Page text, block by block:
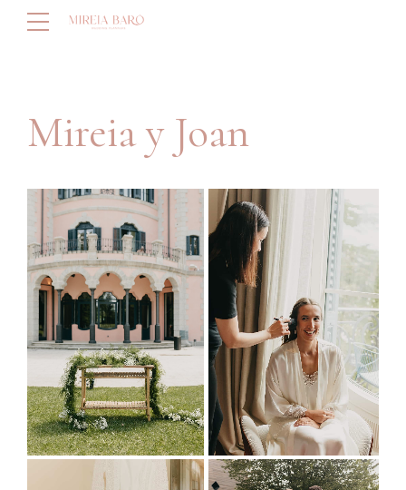
Mireia y Joan